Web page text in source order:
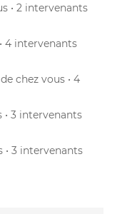
• 2 intervenants
4 intervenants
chez vous • 4
• 3 intervenants
• 3 intervenants